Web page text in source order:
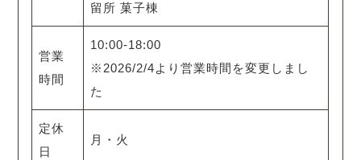
留所 菓子棟
営業
時間
10:00-18:00
※2026/2/4より営業時間を変更しまし
た
定休
日
月・火